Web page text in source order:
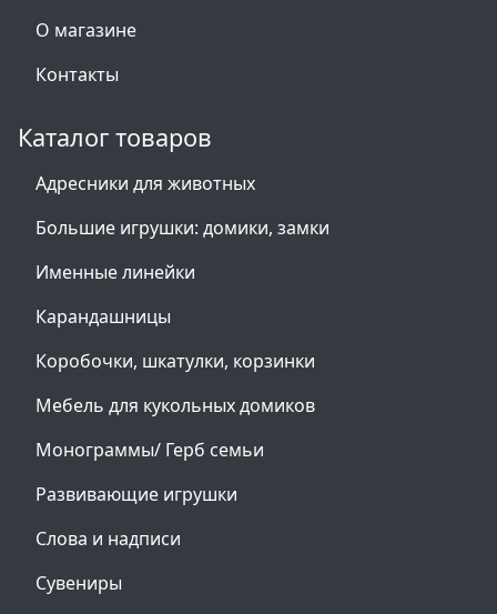
О магазине
Контакты
Каталог товаров
Адресники для животных
Большие игрушки: домики, замки
Именные линейки
Карандашницы
Коробочки, шкатулки, корзинки
Мебель для кукольных домиков
Монограммы/ Герб семьи
Развивающие игрушки
Слова и надписи
Сувениры